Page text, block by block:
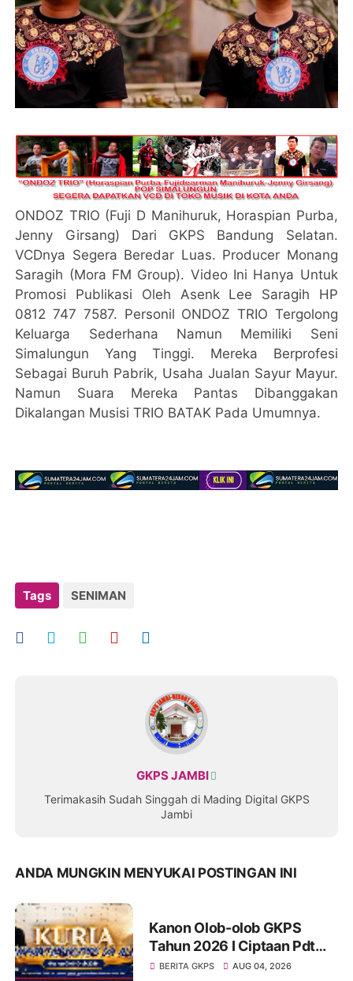
ONDOZ TRIO (Fuji D Manihuruk, Horaspian Purba,
Jenny Girsang) Dari GKPS Bandung Selatan.
VCDnya Segera Beredar Luas. Producer Monang
Saragih (Mora FM Group). Video Ini Hanya Untuk
Promosi Publikasi Oleh Asenk Lee Saragih HP
0812 747 7587. Personil ONDOZ TRIO Tergolong
Keluarga Sederhana Namun Memiliki Seni
Simalungun Yang Tinggi. Mereka Berprofesi
Sebagai Buruh Pabrik, Usaha Jualan Sayur Mayur.
Namun Suara Mereka Pantas Dibanggakan
Dikalangan Musisi TRIO BATAK Pada Umumnya.
Tags SENIMAN
GKPS JAMBI
Terimakasih Sudah Singgah di Mading Digital GKPS
Jambi
ANDA MUNGKIN MENYUKAI POSTINGAN INI
Kanon Olob-olob GKPS
Tahun 2026 I Ciptaan Pdt
Mannes Purba I Kuria
BERITA GKPS AUG 04, 2026